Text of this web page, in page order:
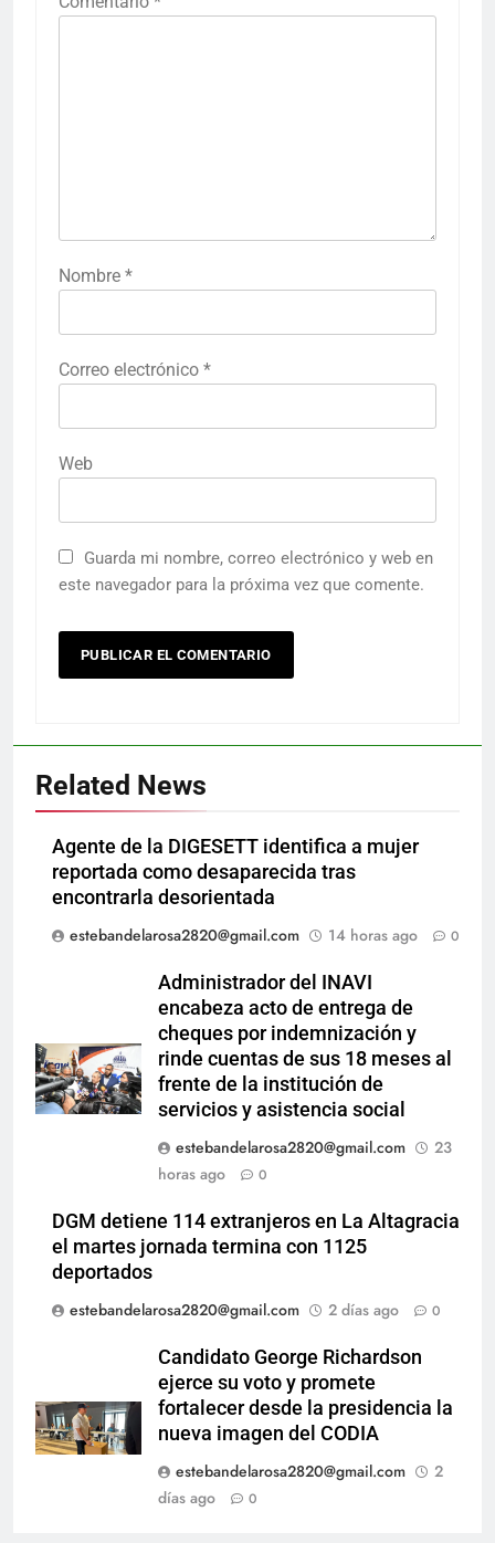
Nombre *
Correo electrónico *
Web
Guarda mi nombre, correo electrónico y web en
este navegador para la próxima vez que comente.
Related News
Agente de la DIGESETT identifica a mujer
reportada como desaparecida tras
encontrarla desorientada
estebandelarosa2820@gmail.com
14 horas ago 0
Administrador del INAVI
encabeza acto de entrega de
cheques por indemnización y
rinde cuentas de sus 18 meses al
frente de la institución de
servicios y asistencia social
estebandelarosa2820@gmail.com
23
horas ago
0
DGM detiene 114 extranjeros en La Altagracia
el martes jornada termina con 1125
deportados
estebandelarosa2820@gmail.com
2 días ago 0
Candidato George Richardson
ejerce su voto y promete
fortalecer desde la presidencia la
nueva imagen del CODIA
estebandelarosa2820@gmail.com
2
días ago
0